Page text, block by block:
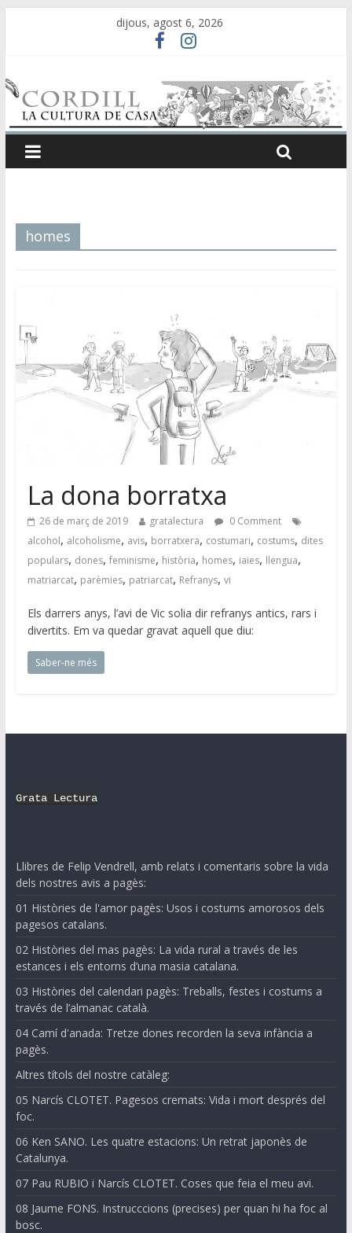
dijous, agost 6, 2026
homes
La dona borratxa
26 de març de 2019 gratalectura
0 Comment
alcohol, alcoholisme, avis, borratxera, costumari, costums, dites
populars, dones, feminisme, història, homes, iaies, llengua,
matriarcat, parèmies, patriarcat, Refranys, vi
Els darrers anys, l’avi de Vic solia dir refranys antics, rars i
divertits. Em va quedar gravat aquell que diu:
Saber-ne més
Grata Lectura
Llibres de Felip Vendrell, amb relats i comentaris sobre la vida
dels nostres avis a pagès:
01 Històries de l'amor pagès: Usos i costums amorosos dels
pagesos catalans.
02 Històries del mas pagès: La vida rural a través de les
estances i els entorns d’una masia catalana.
03 Històries del calendari pagès: Treballs, festes i costums a
través de l’almanac català.
04 Camí d'anada: Tretze dones recorden la seva infància a
pagès.
Altres títols del nostre catàleg:
05 Narcís CLOTET. Pagesos cremats: Vida i mort després del
foc.
06 Ken SANO. Les quatre estacions: Un retrat japonès de
Catalunya.
07 Pau RUBIO i Narcís CLOTET. Coses que feia el meu avi.
08 Jaume FONS. Instrucccions (precises) per quan hi ha foc al
bosc.